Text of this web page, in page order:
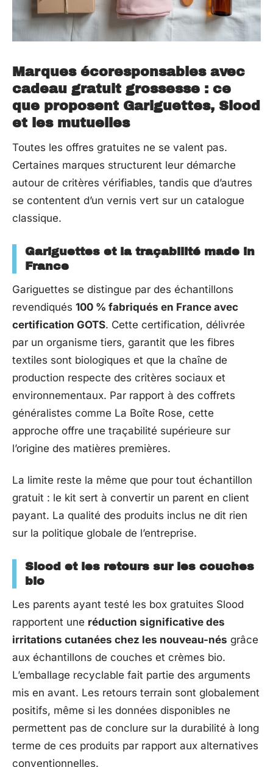
Marques écoresponsables avec
cadeau gratuit grossesse : ce
que proposent Gariguettes, Slood
et les mutuelles
Toutes les offres gratuites ne se valent pas.
Certaines marques structurent leur démarche
autour de critères vérifiables, tandis que d’autres
se contentent d’un vernis vert sur un catalogue
classique.
Gariguettes et la traçabilité made in
France
Gariguettes se distingue par des échantillons
revendiqués 100 % fabriqués en France avec
certification GOTS. Cette certification, délivrée
par un organisme tiers, garantit que les fibres
textiles sont biologiques et que la chaîne de
production respecte des critères sociaux et
environnementaux. Par rapport à des coffrets
généralistes comme La Boîte Rose, cette
approche offre une traçabilité supérieure sur
l’origine des matières premières.
La limite reste la même que pour tout échantillon
gratuit : le kit sert à convertir un parent en client
payant. La qualité des produits inclus ne dit rien
sur la politique globale de l’entreprise.
Slood et les retours sur les couches
bio
Les parents ayant testé les box gratuites Slood
rapportent une réduction significative des
irritations cutanées chez les nouveau-nés grâce
aux échantillons de couches et crèmes bio.
L’emballage recyclable fait partie des arguments
mis en avant. Les retours terrain sont globalement
positifs, même si les données disponibles ne
permettent pas de conclure sur la durabilité à long
terme de ces produits par rapport aux alternatives
conventionnelles.